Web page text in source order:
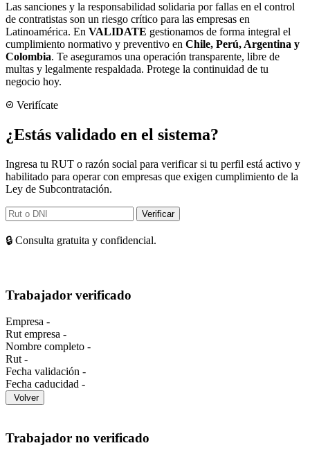
Las sanciones y la responsabilidad solidaria por fallas en el control
de contratistas son un riesgo crítico para las empresas en
Latinoamérica. En VALIDATE gestionamos de forma integral el
cumplimiento normativo y preventivo en Chile, Perú, Argentina y
Colombia. Te aseguramos una operación transparente, libre de
multas y legalmente respaldada. Protege la continuidad de tu
negocio hoy.
Verifícate
¿Estás validado en el sistema?
Ingresa tu RUT o razón social para verificar si tu perfil está activo y
habilitado para operar con empresas que exigen cumplimiento de la
Ley de Subcontratación.
Verificar
🔒 Consulta gratuita y confidencial.
Trabajador verificado
Empresa -
Rut empresa -
Nombre completo -
Rut -
Fecha validación -
Fecha caducidad -
Volver
Trabajador no verificado